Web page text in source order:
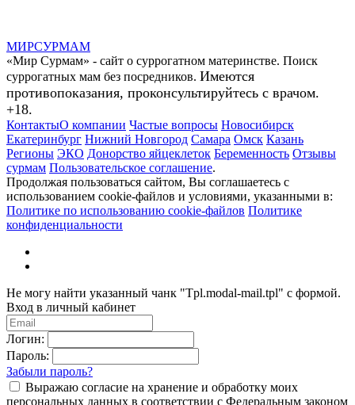
МИРСУРМАМ
«Мир Сурмам» - сайт о суррогатном материнстве. Поиск
суррогатных мам без посредников. Имеются
противопоказания, проконсультируйтесь с врачом.
+18.
КонтактыО компании Частые вопросы Новосибирск
Екатеринбург Нижний Новгород Самара Омск Казань
Регионы ЭКО Донорство яйцеклеток Беременность Отзывы
сурмам Пользовательское соглашение.
Продолжая пользоваться сайтом, Вы соглашаетесь с
использованием cookie-файлов и условиями, указанными в:
Политике по использованию cookie-файлов Политике
конфиденциальности
Не могу найти указанный чанк "Tpl.modal-mail.tpl" с формой.
Вход в личный кабинет
Логин:
Пароль:
Забыли пароль?
Выражаю согласие на хранение и обработку моих
персональных данных в соответствии с Федеральным законом